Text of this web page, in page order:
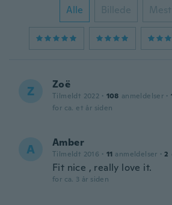
Alle Billede
Z Zoë
Tilmeldt 2022 · 108 anmeldelser ·
for ca. et år siden
A Amber
Tilmeldt 2016 · 11 anmeldelser · 2
Fit nice , really love it.
for ca. 3 år siden